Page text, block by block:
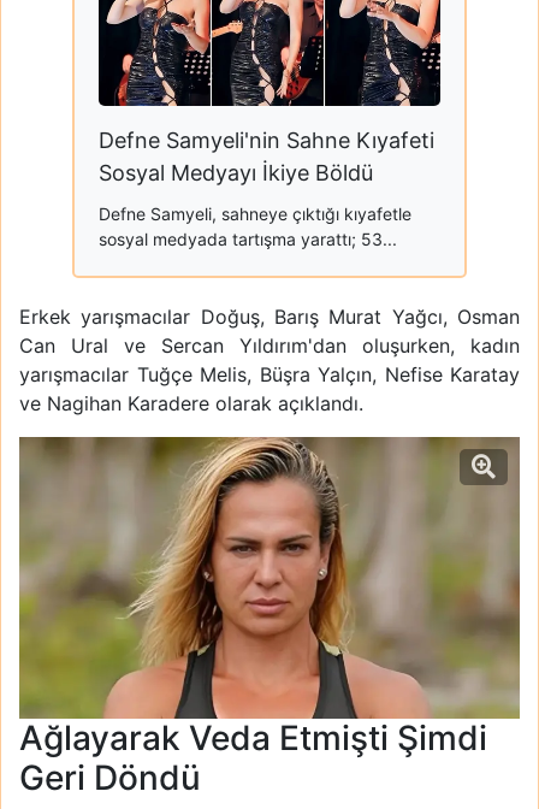
Defne Samyeli'nin Sahne Kıyafeti
Sosyal Medyayı İkiye Böldü
Defne Samyeli, sahneye çıktığı kıyafetle
sosyal medyada tartışma yarattı; 53...
Erkek yarışmacılar Doğuş, Barış Murat Yağcı, Osman
Can Ural ve Sercan Yıldırım'dan oluşurken, kadın
yarışmacılar Tuğçe Melis, Büşra Yalçın, Nefise Karatay
ve Nagihan Karadere olarak açıklandı.
Ağlayarak Veda Etmişti Şimdi
Geri Döndü